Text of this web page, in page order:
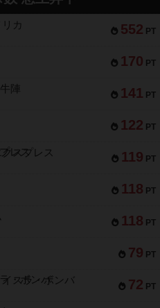
552 PT
カ
170 PT
141 PT
陣
122 PT
119 PT
スプレス
118 PT
118 PT
79 PT
72 PT
スラ・ボンバ